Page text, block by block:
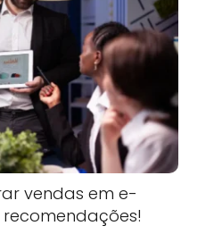
vendas em e-